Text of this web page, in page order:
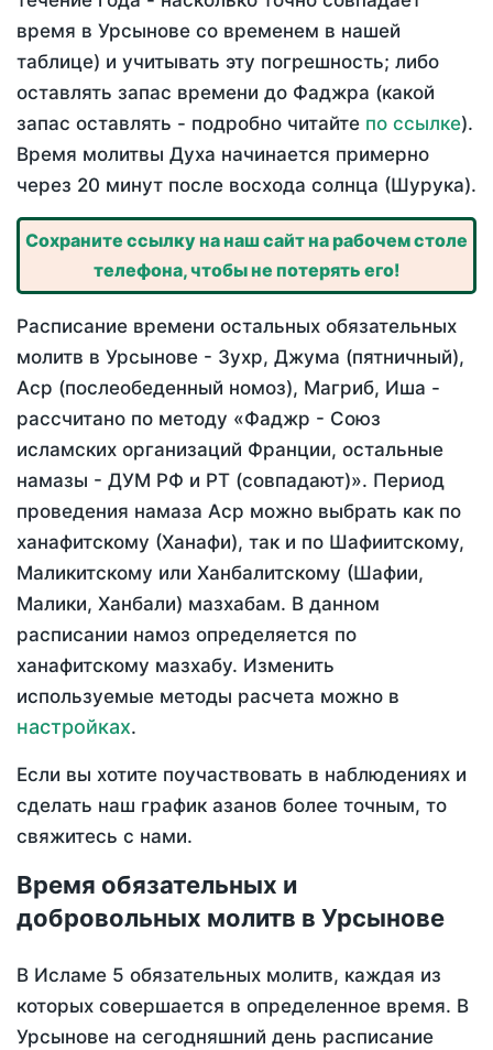
время в Урсынове со временем в нашей
таблице) и учитывать эту погрешность; либо
оставлять запас времени до Фаджра (какой
запас оставлять - подробно читайте по ссылке).
Время молитвы Духа начинается примерно
через 20 минут после восхода солнца (Шурука).
Сохраните ссылку на наш сайт на рабочем столе
телефона, чтобы не потерять его!
Расписание времени остальных обязательных
молитв в Урсынове - Зухр, Джума (пятничный),
Аср (послеобеденный номоз), Магриб, Иша -
рассчитано по методу «Фаджр - Союз
исламских организаций Франции, остальные
намазы - ДУМ РФ и РТ (совпадают)». Период
проведения намаза Аср можно выбрать как по
ханафитскому (Ханафи), так и по Шафиитскому,
Маликитскому или Ханбалитскому (Шафии,
Малики, Ханбали) мазхабам. В данном
расписании намоз определяется по
ханафитскому мазхабу. Изменить
используемые методы расчета можно в
настройках.
Если вы хотите поучаствовать в наблюдениях и
сделать наш график азанов более точным, то
свяжитесь с нами.
Время обязательных и
добровольных молитв в Урсынове
В Исламе 5 обязательных молитв, каждая из
которых совершается в определенное время. В
Урсынове на сегодняшний день расписание